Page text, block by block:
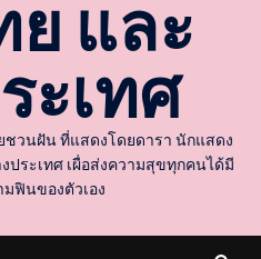
ย และ
ะเทศ
ชวนฝัน ที่แสดงโดยดารา นักแสดง
ประเทศ เผื่อส่งความสุขทุกคนได้มี
ฟินของตัวเอง